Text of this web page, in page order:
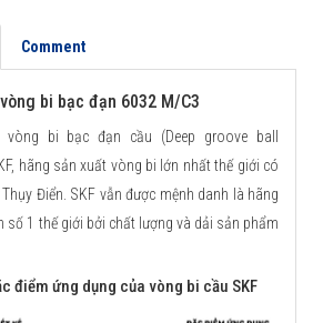
Comment
bi bạc đạn 6032 M/C3
bi bạc đạn cầu (Deep groove ball
hãng sản xuất vòng bi lớn nhất thế giới có
Điển. SKF vẫn được mệnh danh là hãng
số 1 thế giới bởi chất lượng và dải sản phẩm
điểm ứng dụng của vòng bi cầu SKF